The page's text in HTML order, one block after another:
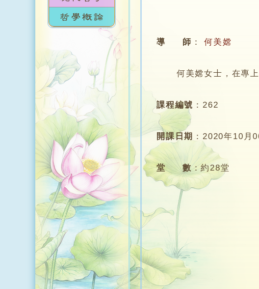
導 師 ： 何美嫦
何美嫦女士，在專上
課程編號 ：262
開課日期 ：2020年10月
堂 數：約28堂